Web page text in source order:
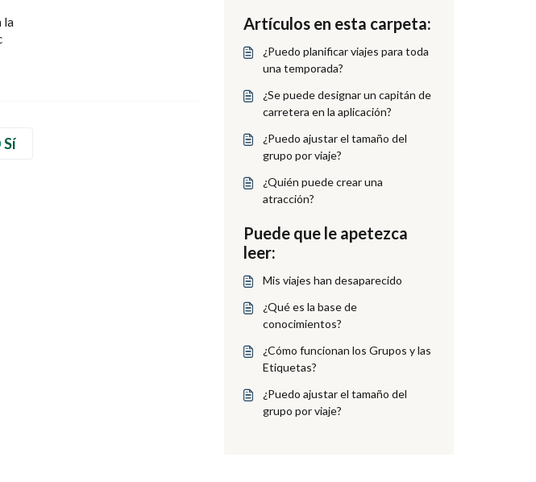
la
Sí
Artículos en esta carpeta:
¿Puedo planificar viajes para toda
una temporada?
¿Se puede designar un capitán de
carretera en la aplicación?
¿Puedo ajustar el tamaño del
grupo por viaje?
¿Quién puede crear una
atracción?
Puede que le apetezca
leer:
Mis viajes han desaparecido
¿Qué es la base de
conocimientos?
¿Cómo funcionan los Grupos y las
Etiquetas?
¿Puedo ajustar el tamaño del
grupo por viaje?